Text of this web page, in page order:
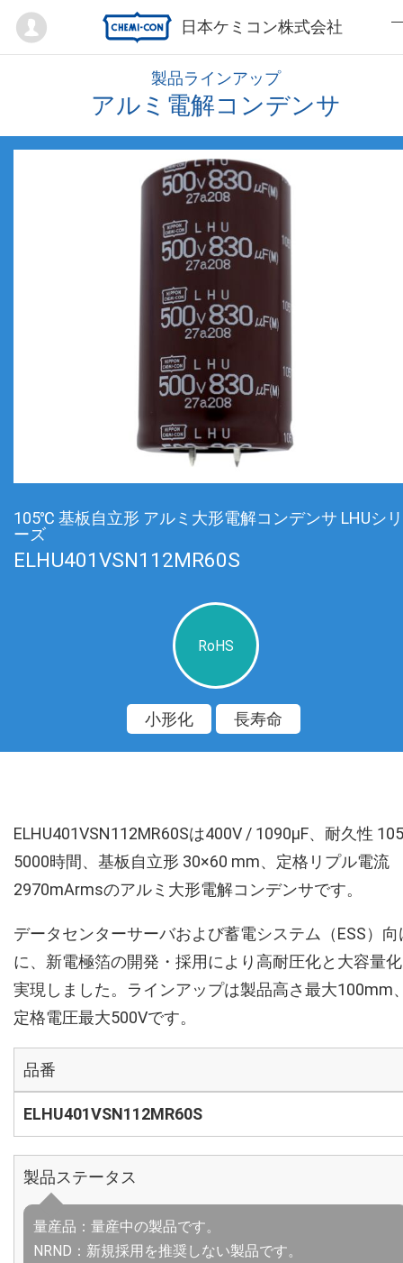
日本ケミコン株式会社
Mypage
製品ラインアップ
アルミ電解コンデンサ
105℃ 基板自立形 アルミ大形電解コンデンサ LHUシリ
ーズ
ELHU401VSN112MR60S
RoHS
小形化 長寿命
ELHU401VSN112MR60Sは400V / 1090µF、耐久性
5000時間、基板自立形 30×60 mm、定格リプル電流
2970mArmsのアルミ大形電解コンデンサです。
データセンターサーバおよび蓄電システム（ESS）向
に、新電極箔の開発・採用により高耐圧化と大容量
実現しました。ラインアップは製品高さ最大100mm
定格電圧最大500Vです。
品番
ELHU401VSN112MR60S
製品ステータス
量産品：量産中の製品です。
NRND：新規採用を推奨しない製品です。